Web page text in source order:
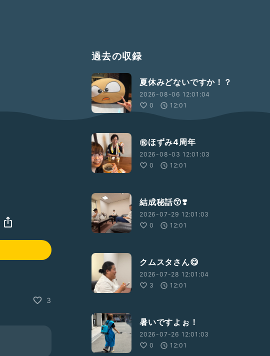
3
過去の収録
夏休みどないですか！？
2026-08-06 12:01:04
0
12:01
㊗️ほずみ4周年
2026-08-03 12:01:03
0
12:01
結成秘話😙❣️
2026-07-29 12:01:03
0
12:01
クムスタさん😋
2026-07-28 12:01:04
3
12:01
暑いですよぉ！
2026-07-26 12:01:03
0
12:01